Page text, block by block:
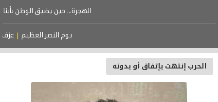
الهجرة... حين يضيق الوطن بأبنائه |
يوم النصر العظيم | عزف
الحرب إنتهت بإتفاق أو بدونه